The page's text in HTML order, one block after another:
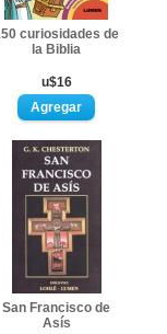
curiosidades de
la Biblia
u$16
San Francisco de
Asís